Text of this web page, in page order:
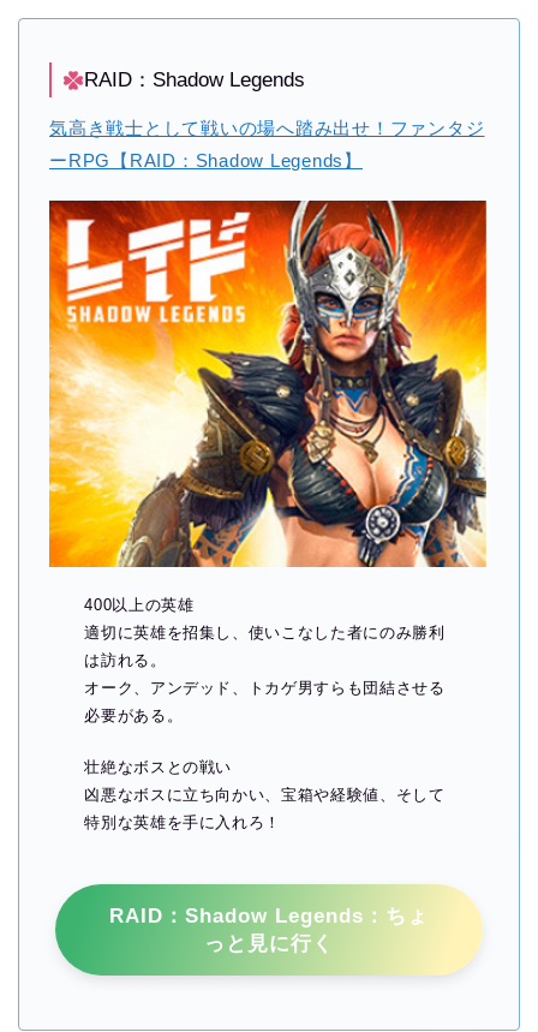
RAID：Shadow Legends
気高き戦士として戦いの場へ踏み出せ！ファンタジ
ーRPG【RAID：Shadow Legends】
400以上の英雄
適切に英雄を招集し、使いこなした者にのみ勝利
は訪れる。
オーク、アンデッド、トカゲ男すらも団結させる
必要がある。
壮絶なボスとの戦い
凶悪なボスに立ち向かい、宝箱や経験値、そして
特別な英雄を手に入れろ！
RAID：Shadow Legends：ちょ
っと見に行く